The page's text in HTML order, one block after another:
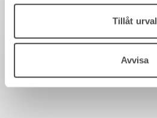
Tillåt urval
Avvisa